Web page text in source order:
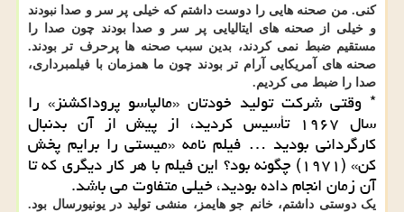
کنی. من صحنه هایی را دوست داشتم که خیلی پر سر و صدا نبودند
و خیلی از صحنه های ایتالیایی پر سر و صدا بودند چون صدا را
مستقیم ضبط نمی کردند، بدین سبب صحنه ها پرحرف تر بودند.
صحنه های آمریکایی آرام تر بودند چون ما همزمان با فیلمبرداری،
صدا را ضبط می کردیم.
* وقتی شرکت تولید خودتان «مالپاسو پروداکشنز» را
سال ۱۹۶۷ تأسیس کردید، از پیش از آن بدنبال
کارگردانی بودید … فیلم نامه «میستی را برایم پخش
کن» (۱۹۷۱) چگونه بود؟ این فیلم با هر کار دیگری که تا
آن زمان انجام داده بودید، خیلی متفاوت می باشد.
یک دوستی داشتم، خانم جو هایمز، منشی تولید در یونیورسال بود.